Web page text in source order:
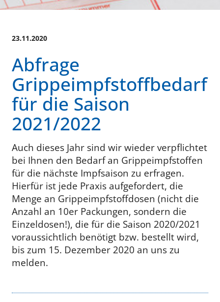
23.11.2020
Abfrage
Grippeimpfstoffbedarf
für die Saison
2021/2022
Auch dieses Jahr sind wir wieder verpflichtet
bei Ihnen den Bedarf an Grippeimpfstoffen
für die nächste Impfsaison zu erfragen.
Hierfür ist jede Praxis aufgefordert, die
Menge an Grippeimpfstoffdosen (nicht die
Anzahl an 10er Packungen, sondern die
Einzeldosen!), die für die Saison 2020/2021
voraussichtlich benötigt bzw. bestellt wird,
bis zum 15. Dezember 2020 an uns zu
melden.